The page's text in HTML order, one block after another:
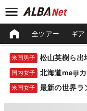
全ツアー ギア
米国男子 松山英樹ら
国内女子 北海道meiji
米国女子 最新の世界ラ